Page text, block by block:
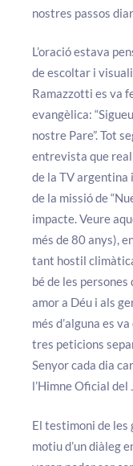
nostres passos
L’oració estava
de escoltar i
Ramazzotti es va
evangèlica:
nostre Pare”. Tot
entrevista que
de la TV argentina
de la missió de
impacte. Veure
més de 80 anys),
tant hostil
bé de les
amor a Déu i als
més d’alguna es
tres peticions
Senyor cada dia
l’Himne Oficial
El testimoni de les
motiu d’un diàleg